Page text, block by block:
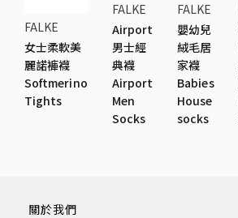
FALKE
女士柔軟美
麗諾褲襪
Softmerino
Tights
FALKE
Airport
男士經
典襪
Airport
Men
Socks
FALKE
嬰幼兒
絨毛居
家襪
Babies
House
socks
關於我們